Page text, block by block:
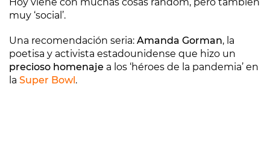
muy ‘social’.
Una recomendación seria: Amanda Gorman, la
poetisa y activista estadounidense que hizo un
precioso homenaje a los ‘héroes de la pandemia’ en
la Super Bowl.